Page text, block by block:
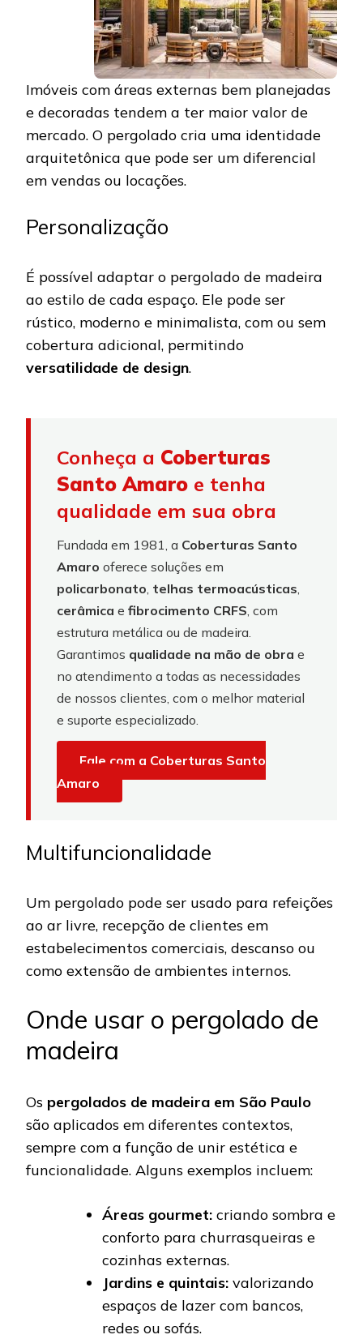
Imóveis com áreas externas bem planejadas
e decoradas tendem a ter maior valor de
mercado. O pergolado cria uma identidade
arquitetônica que pode ser um diferencial
em vendas ou locações.
Personalização
É possível adaptar o pergolado de madeira
ao estilo de cada espaço. Ele pode ser
rústico, moderno e minimalista, com ou sem
cobertura adicional, permitindo
versatilidade de design.
Conheça a Coberturas
Santo Amaro e tenha
qualidade em sua obra
Fundada em 1981, a Coberturas Santo
Amaro oferece soluções em
policarbonato, telhas termoacústicas,
cerâmica e fibrocimento CRFS, com
estrutura metálica ou de madeira.
Garantimos qualidade na mão de obra e
no atendimento a todas as necessidades
de nossos clientes, com o melhor material
e suporte especializado.
Fale com a Coberturas Santo
Amaro
Multifuncionalidade
Um pergolado pode ser usado para refeições
ao ar livre, recepção de clientes em
estabelecimentos comerciais, descanso ou
como extensão de ambientes internos.
Onde usar o pergolado de
madeira
Os pergolados de madeira em São Paulo
são aplicados em diferentes contextos,
sempre com a função de unir estética e
funcionalidade. Alguns exemplos incluem:
Áreas gourmet: criando sombra e
conforto para churrasqueiras e
cozinhas externas.
Jardins e quintais: valorizando
espaços de lazer com bancos,
redes ou sofás.